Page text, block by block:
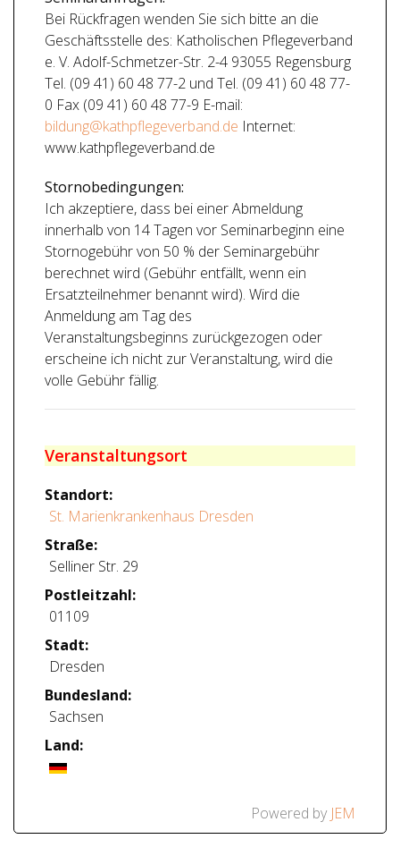
Bei Rückfragen wenden Sie sich bitte an die
Geschäftsstelle des: Katholischen Pflegeverband
e. V. Adolf-Schmetzer-Str. 2-4 93055 Regensburg
Tel. (09 41) 60 48 77-2 und Tel. (09 41) 60 48 77-
0 Fax (09 41) 60 48 77-9 E-mail:
bildung@kathpflegeverband.de Internet:
www.kathpflegeverband.de
Stornobedingungen:
Ich akzeptiere, dass bei einer Abmeldung
innerhalb von 14 Tagen vor Seminarbeginn eine
Stornogebühr von 50 % der Seminargebühr
berechnet wird (Gebühr entfällt, wenn ein
Ersatzteilnehmer benannt wird). Wird die
Anmeldung am Tag des
Veranstaltungsbeginns zurückgezogen oder
erscheine ich nicht zur Veranstaltung, wird die
volle Gebühr fällig.
Veranstaltungsort
Standort:
St. Marienkrankenhaus Dresden
Straße:
Selliner Str. 29
Postleitzahl:
01109
Stadt:
Dresden
Bundesland:
Sachsen
Land:
Powered by JEM